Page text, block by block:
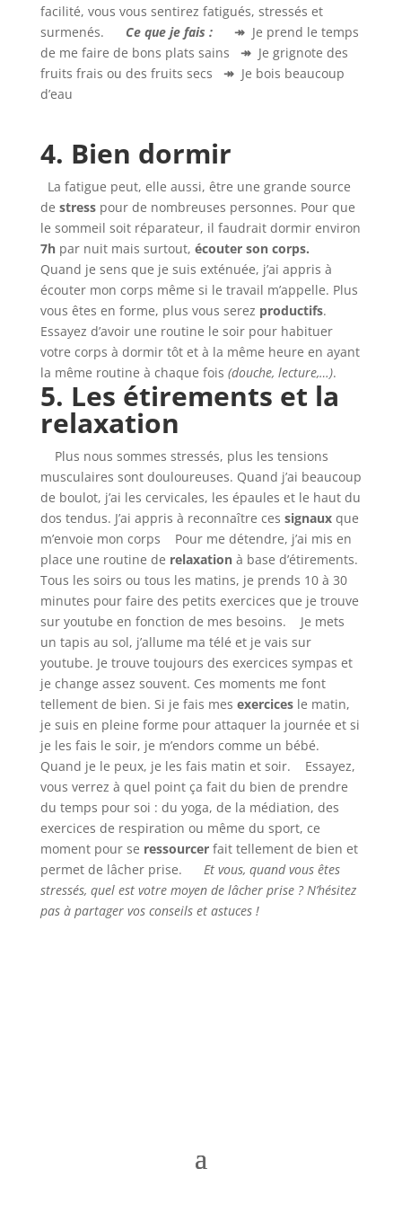
facilité, vous vous sentirez fatigués, stressés et
surmenés. Ce que je fais : ↠ Je prend le temps
de me faire de bons plats sains ↠ Je grignote des
fruits frais ou des fruits secs ↠ Je bois beaucoup
d’eau
4. Bien dormir
La fatigue peut, elle aussi, être une grande source
de stresspour de nombreuses personnes. Pour que
le sommeil soit réparateur, il faudrait dormir environ
7hpar nuit mais surtout, écouter son corps.
Quand je sens que je suis exténuée, j’ai appris à
écouter mon corps même si le travail m’appelle. Plus
vous êtes en forme, plus vous serez productifs.
Essayez d’avoir une routine le soir pour habituer
votre corps à dormir tôt et à la même heure en ayant
la même routine à chaque fois (douche, lecture,…).
5. Les étirements et la
relaxation
Plus nous sommes stressés, plus les tensions
musculaires sont douloureuses. Quand j’ai beaucoup
de boulot, j’ai les cervicales, les épaules et le haut du
dos tendus. J’ai appris à reconnaître ces signauxque
m’envoie mon corps Pour me détendre, j’ai mis en
place une routine de relaxationà base d’étirements.
Tous les soirs ou tous les matins, je prends 10 à 30
minutes pour faire des petits exercices que je trouve
sur youtube en fonction de mes besoins. Je mets
un tapis au sol, j’allume ma télé et je vais sur
youtube. Je trouve toujours des exercices sympas et
je change assez souvent. Ces moments me font
tellement de bien. Si je fais mes exercicesle matin,
je suis en pleine forme pour attaquer la journée et si
je les fais le soir, je m’endors comme un bébé.
Quand je le peux, je les fais matin et soir. Essayez,
vous verrez à quel point ça fait du bien de prendre
du temps pour soi : du yoga, de la médiation, des
exercices de respiration ou même du sport, ce
moment pour se ressourcerfait tellement de bien et
permet de lâcher prise. Et vous, quand vous êtes
stressés, quel est votre moyen de lâcher prise ? N’hésitez
pas à partager vos conseils et astuces !